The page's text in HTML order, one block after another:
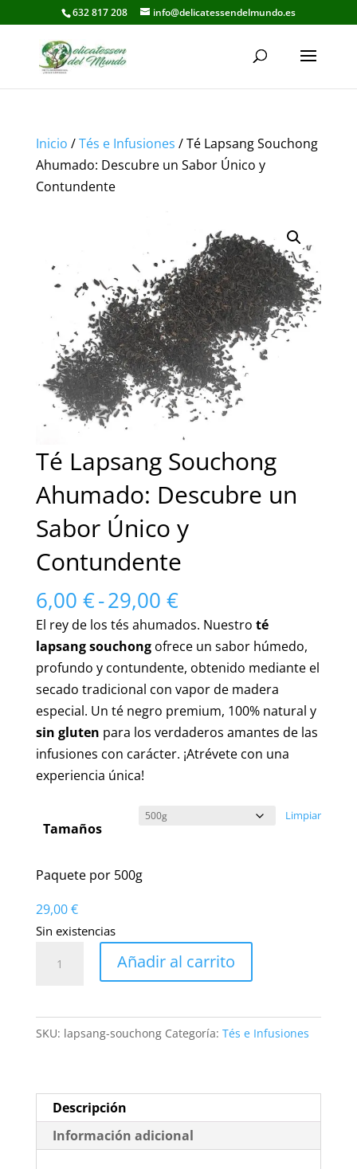
632 817 208 info@delicatessendelmundo.es
Inicio /Tés e Infusiones / Té Lapsang Souchong
Ahumado: Descubre un Sabor Único y
Contundente
Té Lapsang Souchong
Ahumado: Descubre un
Sabor Único y
Contundente
6,00 €-29,00 €Rango
de
precios:
desde
6,00 €
hasta
29,00 €
El rey de los tés ahumados. Nuestro té
lapsang souchongofrece un sabor húmedo,
profundo y contundente, obtenido mediante el
secado tradicional con vapor de madera
especial. Un té negro premium, 100% natural y
sin gluten para los verdaderos amantes de las
infusiones con carácter. ¡Atrévete con una
experiencia única!
Tamaños
Limpiar
Paquete por 500g
29,00€
Sin existencias
Lapsang
Ahumado:
Descubre
Único
y
Contundente
Añadir al carrito
SKU: lapsang-souchong Categoría: Tés e Infusiones
Descripción
Información adicional